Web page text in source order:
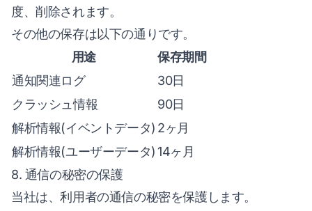
度、削除されます。
その他の保存は以下の通りです。
用途
保存期間
通知関連ログ
30日
クラッシュ情報
90日
解析情報(イベントデータ) 2ヶ月
解析情報(ユーザーデータ)14ヶ月
8. 通信の秘密の保護
当社は、利用者の通信の秘密を保護します。